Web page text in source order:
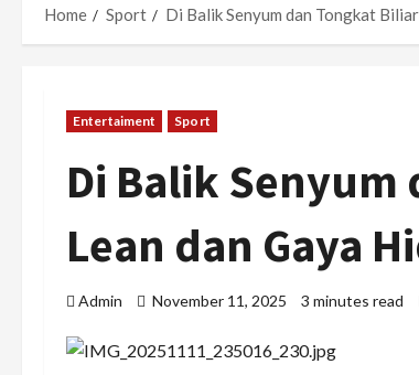
Home Sport Di Balik Senyum dan Tongkat
Entertaiment Sport
Di Balik
Lean dan Gaya
Admin November 11, 2025 3 minutes read